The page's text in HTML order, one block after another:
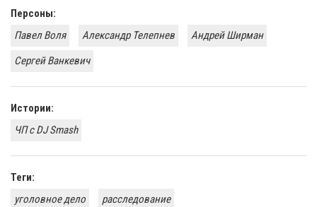
Персоны:
Павел Воля
Александр Телепнев
Андрей Ширман
​Сергей Ванкевич
Истории:
ЧП с DJ Smash
Теги:
уголовное дело
расследование